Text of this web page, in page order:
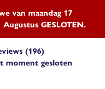
van maandag 17
GESLOTEN.
(196)
moment gesloten